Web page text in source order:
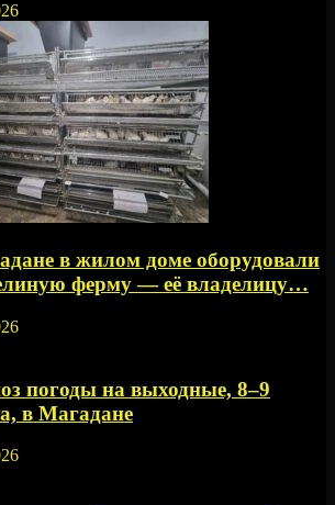
в жилом доме оборудовали
ферму — её владелицу…
погоды на выходные, 8–9
в Магадане